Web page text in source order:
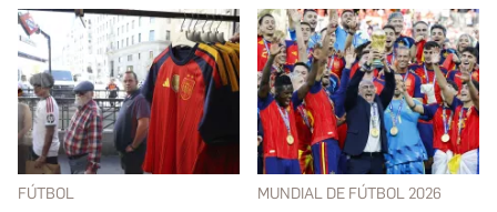
FÚTBOL MUNDIAL DE FÚTBOL 2026